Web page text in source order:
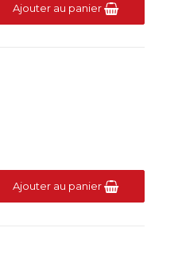
Ajouter au panier
Ajouter au panier